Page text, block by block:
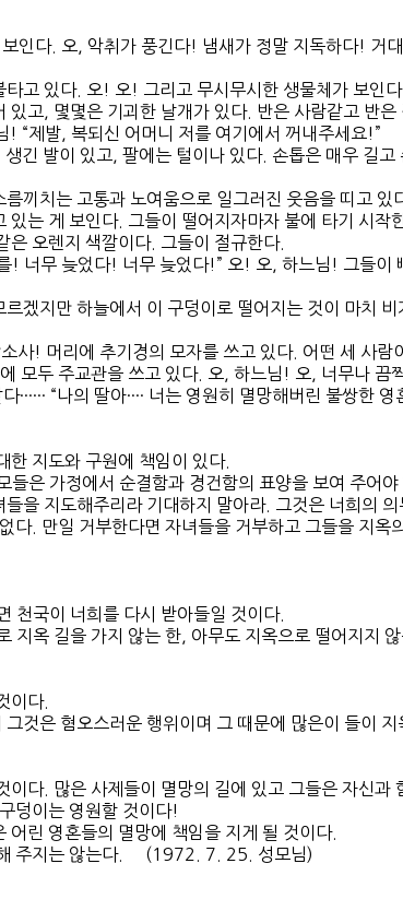
인다. 오, 악취가 풍긴다! 냄새가 정말 지독하다! 거
타고 있다. 오! 오! 그리고 무시무시한 생물체가 보인다.
있고, 몇몇은 기괴한 날개가 있다. 반은 사람같고 반
님! “제발, 복되신 어머니 저를 여기에서 꺼내주세요!”
긴 발이 있고, 팔에는 털이나 있다. 손톱은 매우 길고
끼치는 고통과 노여움으로 일그러진 웃음을 띠고 있
있는 게 보인다. 그들이 떨어지자마자 불에 타기 시작
은 오렌지 색깔이다. 그들이 절규한다.
! 너무 늦었다! 너무 늦었다!” 오! 오, 하느님! 그들이
르겠지만 하늘에서 이 구덩이로 떨어지는 것이 마치
사! 머리에 추기경의 모자를 쓰고 있다. 어떤 세 사람
모두 주교관을 쓰고 있다. 오, 하느님! 오, 너무나 끔
······ “나의 딸아···· 너는 영원히 멸망해버린 불
한 지도와 구원에 책임이 있다.
들은 가정에서 순결함과 경건함의 표양을 보여 주어야
들을 지도해주리라 기대하지 말아라. 그것은 너희의
다. 만일 거부한다면 자녀들을 거부하고 그들을
천국이 너희를 다시 받아들일 것이다.
지옥 길을 가지 않는 한, 아무도 지옥으로 떨어지
이다.
그것은 혐오스러운 행위이며 그 때문에 많은이 들
이다. 많은 사제들이 멸망의 길에 있고 그들은 자신과
덩이는 영원할 것이다!
어린 영혼들의 멸망에 책임을 지게 될 것이다.
해 주지는 않는다. (1972. 7. 25. 성모님)